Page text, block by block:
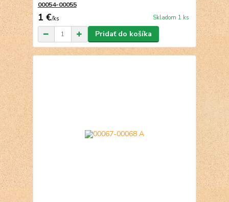
00054-00055
1 €/ks Skladom 1 ks
Pridať do košíka